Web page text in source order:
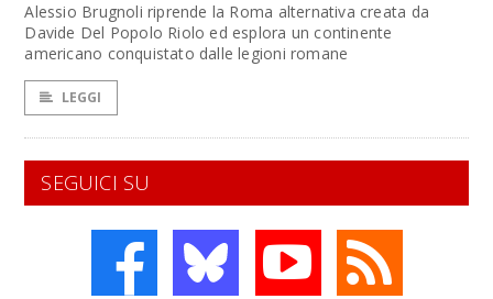
Alessio Brugnoli riprende la Roma alternativa creata da
Davide Del Popolo Riolo ed esplora un continente
americano conquistato dalle legioni romane
LEGGI
SEGUICI SU